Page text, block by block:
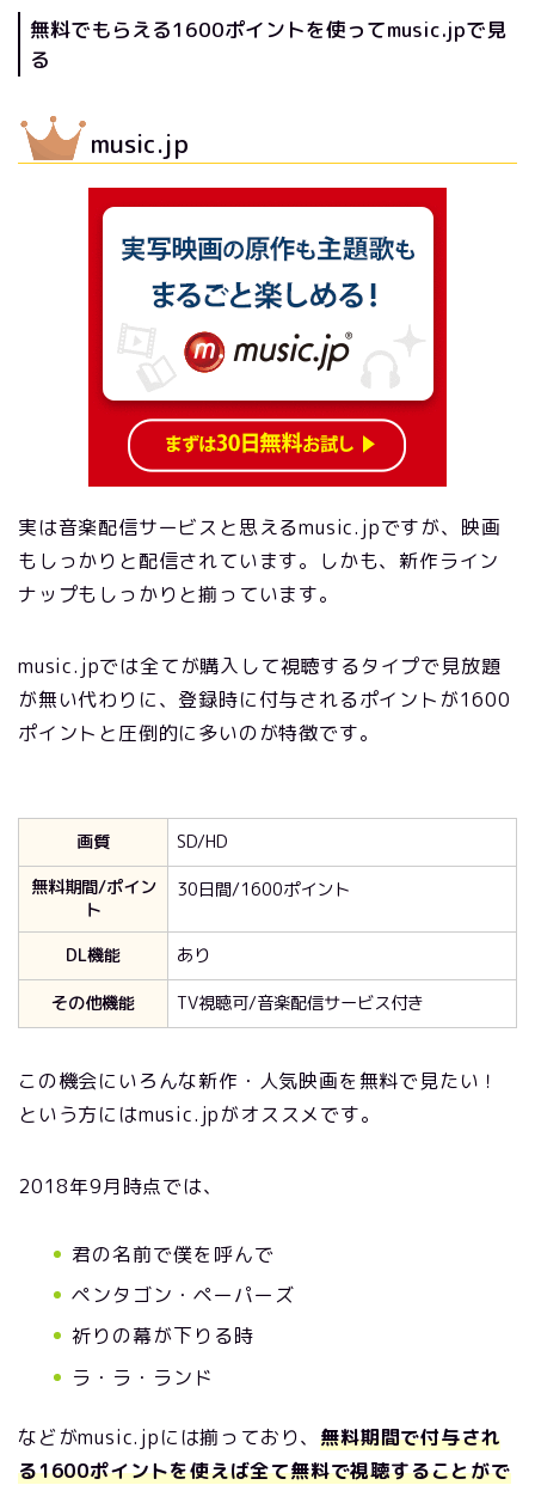
無料でもらえる1600ポイントを使ってmusic.jpで見
る
music.jp
実は音楽配信サービスと思えるmusic.jpですが、映画
もしっかりと配信されています。しかも、新作ライン
ナップもしっかりと揃っています。
music.jpでは全てが購入して視聴するタイプで見放題
が無い代わりに、登録時に付与されるポイントが1600
ポイントと圧倒的に多いのが特徴です。
画質
SD/HD
無料期間/ポイン
ト
30日間/1600ポイント
DL機能
あり
その他機能
TV視聴可/音楽配信サービス付き
この機会にいろんな新作・人気映画を無料で見たい！
という方にはmusic.jpがオススメです。
2018年9月時点では、
君の名前で僕を呼んで
ペンタゴン・ペーパーズ
祈りの幕が下りる時
ラ・ラ・ランド
などがmusic.jpには揃っており、無料期間で付与され
る1600ポイントを使えば全て無料で視聴することがで